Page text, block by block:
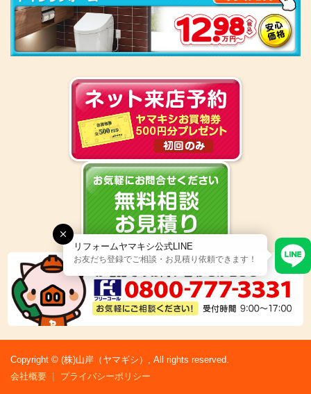
Copyright © (株)山岸（ヤマギシ）, All rights reserved.
会社概要
プライバシーポリシー
リフォームヤマキシ公式LINE
お友だち登録でご相談・お見積り依頼できます！